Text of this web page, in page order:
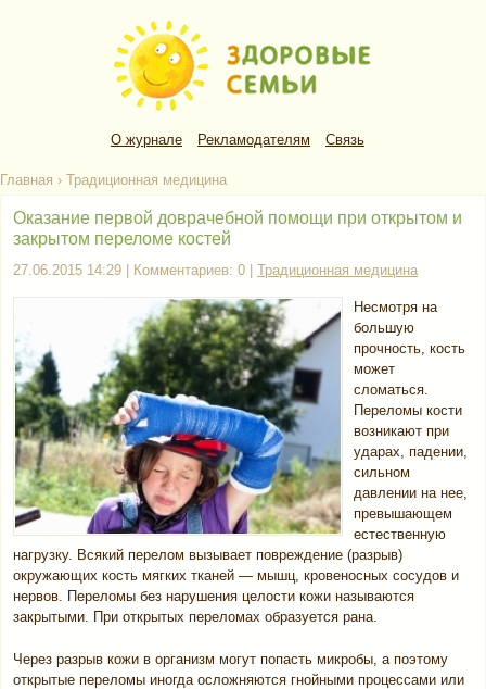
О журнале Рекламодателям Связь
Главная › Традиционная медицина
Оказание первой доврачебной помощи при открытом и
закрытом переломе костей
27.06.2015 14:29 | Комментариев: 0 | Традиционная медицина
Несмотря на
большую
прочность, кость
может
сломаться.
Переломы кости
возникают при
ударах, падении,
сильном
давлении на нее,
превышающем
естественную
нагрузку. Всякий перелом вызывает повреждение (разрыв)
окружающих кость мягких тканей — мышц, кровеносных сосудов и
нервов. Переломы без нарушения целости кожи называются
закрытыми. При открытых переломах образуется рана.
Через разрыв кожи в организм могут попасть микробы, а поэтому
открытые переломы иногда осложняются гнойными процессами или